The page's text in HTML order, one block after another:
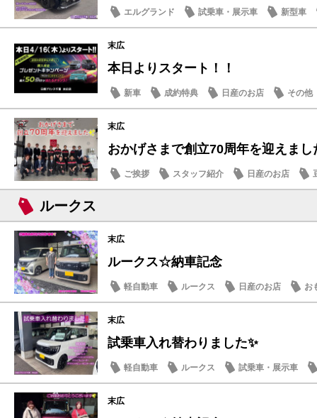
エルグランド 試乗車・展示車 新型車
末広
本日よりスタート！！
新車 成約特典 日産のお店 その他
末広
おかげさまで創立70周年を迎えまし
ご挨拶 スタッフ紹介 日産のお店
ルークス
末広
ルークス☆納車記念
軽自動車 ルークス 日産のお店 お
末広
試乗車入れ替わりました✨
軽自動車 ルークス 試乗車・展示車
末広